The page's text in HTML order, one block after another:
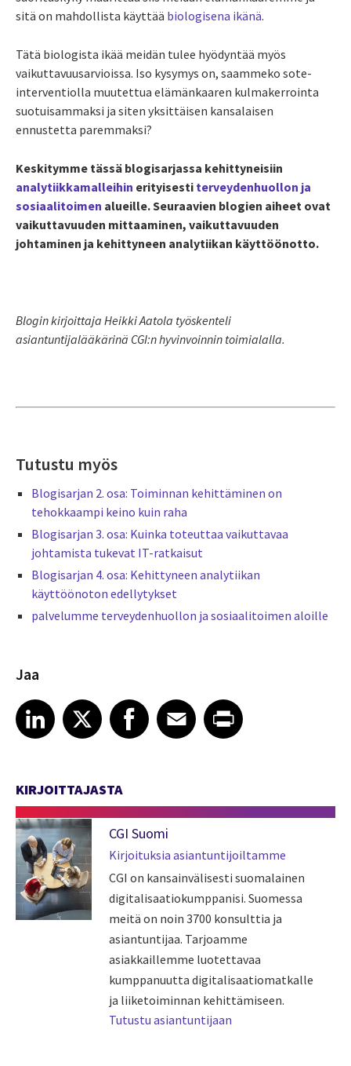
sitä on mahdollista käyttää biologisena ikänä.
Tätä biologista ikää meidän tulee hyödyntää myös
vaikuttavuusarvioissa. Iso kysymys on, saammeko sote-
interventiolla muutettua elämänkaaren kulmakerrointa
suotuisammaksi ja siten yksittäisen kansalaisen
ennustetta paremmaksi?
Keskitymme tässä blogisarjassa kehittyneisiin
analytiikkamalleihin erityisesti terveydenhuollon ja
sosiaalitoimen alueille. Seuraavien blogien aiheet ovat
vaikuttavuuden mittaaminen, vaikuttavuuden
johtaminen ja kehittyneen analytiikan käyttöönotto.
Blogin kirjoittaja Heikki Aatola työskenteli
asiantuntijalääkärinä CGI:n hyvinvoinnin toimialalla.
Tutustu myös
Blogisarjan 2. osa: Toiminnan kehittäminen on
tehokkaampi keino kuin raha
Blogisarjan 3. osa: Kuinka toteuttaa vaikuttavaa
johtamista tukevat IT-ratkaisut
Blogisarjan 4. osa: Kehittyneen analytiikan
käyttöönoton edellytykset
palvelumme terveydenhuollon ja sosiaalitoimen aloille
Jaa
Share article on LinkedIn
LinkedIn
Share article on XShare article on Facebook
Facebook
Share article on Email
EmailShare article on Print
KIRJOITTAJASTA
CGI Suomi
Kirjoituksia asiantuntijoiltamme
CGI on kansainvälisesti suomalainen
digitalisaatiokumppanisi. Suomessa
meitä on noin 3700 konsulttia ja
asiantuntijaa. Tarjoamme
asiakkaillemme luotettavaa
kumppanuutta digitalisaatiomatkalle
ja liiketoiminnan kehittämiseen.
Tutustu asiantuntijaan